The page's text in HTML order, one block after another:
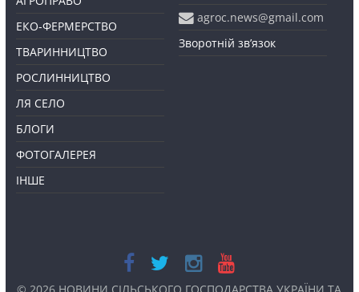
ЕКО-ФЕРМЕРСТВО
ТВАРИННИЦТВО
РОСЛИННИЦТВО
ЛЯ СЕЛО
БЛОГИ
ФОТОГАЛЕРЕЯ
ІНШЕ
agroc.news@gmail.com
Зворотній зв’язок